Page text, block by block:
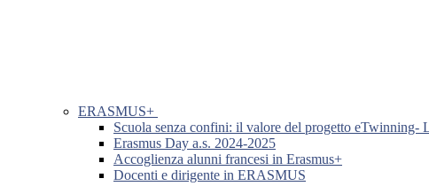
ERASMUS+
Scuola senza confini: il valore del progetto eTwinning-
Erasmus Day a.s. 2024-2025
Accoglienza alunni francesi in Erasmus+
Docenti e dirigente in ERASMUS